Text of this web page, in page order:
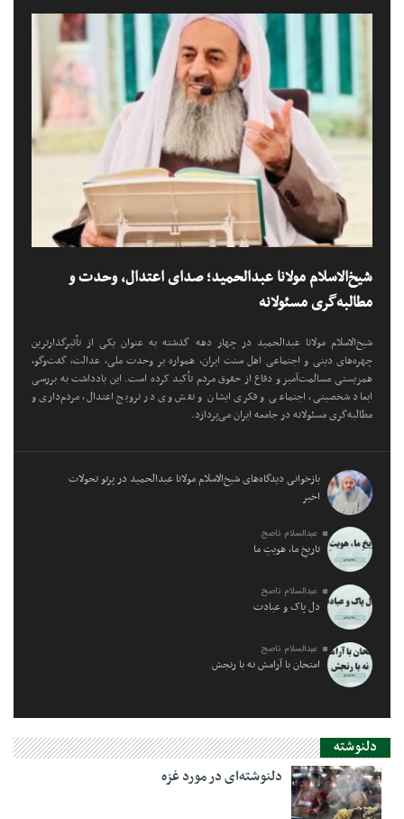
شیخ‌الاسلام مولانا عبدالحمید؛ صدای اعتدال، وحدت و
مطالبه‌گری مسئولانه
شیخ‌الاسلام مولانا عبدالحمید در چهار دهه گذشته به عنوان یکی از تأثیرگذارترین
چهره‌های دینی و اجتماعی اهل سنت ایران، همواره بر وحدت ملی، عدالت، گفت‌وگو،
همزیستی مسالمت‌آمیز و دفاع از حقوق مردم تأکید کرده است. این یادداشت به بررسی
ابعاد شخصیتی، اجتماعی و فکری ایشان و نقش وی در ترویج اعتدال، مردم‌داری و
مطالبه‌گری مسئولانه در جامعه ایران می‌پردازد.
بازخوانی دیدگاه‌های شیخ‌الاسلام مولانا عبدالحمید در پرتو تحولات
اخیر
عبدالسلام ناصح
تاریخِ ما، هویتِ ما
عبدالسلام ناصح
دل پاک و عبادت
عبدالسلام ناصح
امتحان با آرامش نه با رنجش
دلنوشته
دلنوشته‌ای در مورد غزه